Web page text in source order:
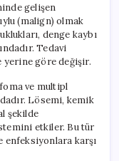
gelişen
(malign) olmak
denge kaybı
Tedavi
yerine göre değişir.
ve multipl
Lösemi, kemik
şekilde
etkiler. Bu tür
enfeksiyonlara karşı